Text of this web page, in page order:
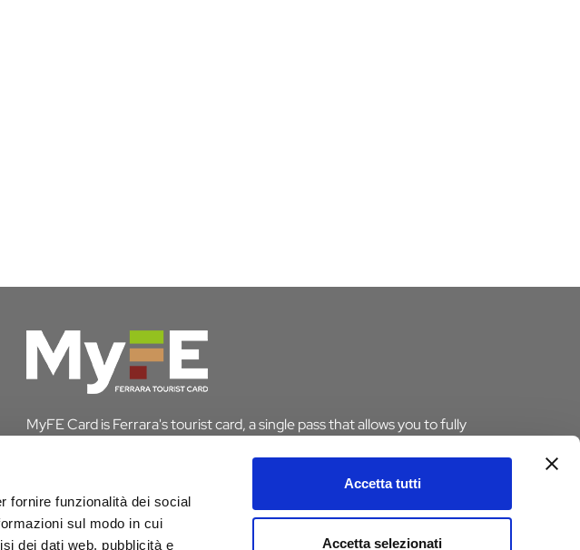
fornire funzionalità dei social
sul modo in cui
dei dati web, pubblicità e
Accetta tutti
Accetta selezionati
MyFE Card is Ferrara's tourist card, a single pass that allows you to fully
in Ferrara, you are exempt from the tourist tax.
DISCOVER MYFE CARD